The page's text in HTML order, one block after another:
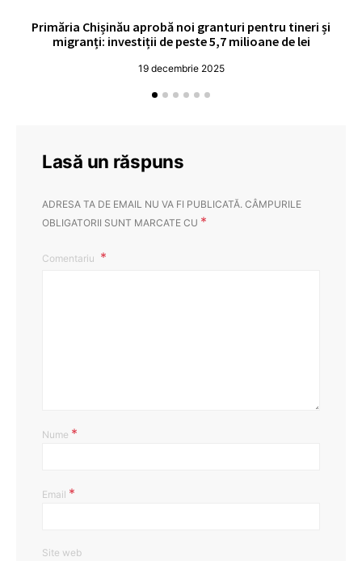
Primăria Chișinău aprobă noi granturi pentru tineri și
migranți: investiții de peste 5,7 milioane de lei
19 decembrie 2025
Lasă un răspuns
ADRESA TA DE EMAIL NU VA FI PUBLICATĂ. CÂMPURILE
OBLIGATORII SUNT MARCATE CU *
Comentariu
Nume *
Email *
Site web